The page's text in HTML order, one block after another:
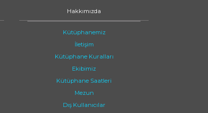
Hakkımızda
Kütüphanemiz
İletişim
Kütüphane Kuralları
Ekibimiz
Kütüphane Saatleri
Mezun
Dış Kullanıcılar